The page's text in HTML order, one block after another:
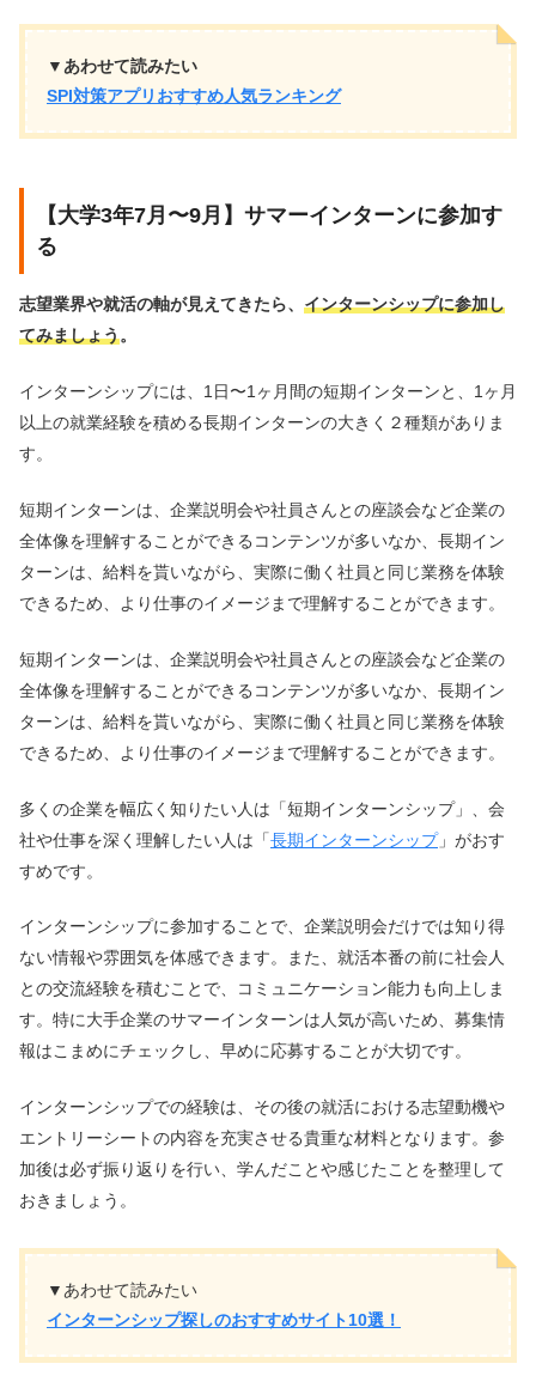
▼あわせて読みたい
SPI対策アプリおすすめ人気ランキング
【大学3年7月〜9月】サマーインターンに参加す
る
志望業界や就活の軸が見えてきたら、 インターンシップに参加し
てみましょう。
インターンシップには、1日〜1ヶ月間の短期インターンと、1ヶ月
以上の就業経験を積める長期インターンの大きく２種類がありま
す。
短期インターンは、企業説明会や社員さんとの座談会など企業の
全体像を理解することができるコンテンツが多いなか、長期イン
ターンは、給料を貰いながら、実際に働く社員と同じ業務を体験
できるため、より仕事のイメージまで理解することができます。
短期インターンは、企業説明会や社員さんとの座談会など企業の
全体像を理解することができるコンテンツが多いなか、長期イン
ターンは、給料を貰いながら、実際に働く社員と同じ業務を体験
できるため、より仕事のイメージまで理解することができます。
多くの企業を幅広く知りたい人は「短期インターンシップ」、会
社や仕事を深く理解したい人は「長期インターンシップ」がおす
すめです。
インターンシップに参加することで、企業説明会だけでは知り得
ない情報や雰囲気を体感できます。また、就活本番の前に社会人
との交流経験を積むことで、コミュニケーション能力も向上しま
す。特に大手企業のサマーインターンは人気が高いため、募集情
報はこまめにチェックし、早めに応募することが大切です。
インターンシップでの経験は、その後の就活における志望動機や
エントリーシートの内容を充実させる貴重な材料となります。参
加後は必ず振り返りを行い、学んだことや感じたことを整理して
おきましょう。
▼あわせて読みたい
インターンシップ探しのおすすめサイト10選！